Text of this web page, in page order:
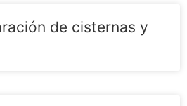
de cisternas y